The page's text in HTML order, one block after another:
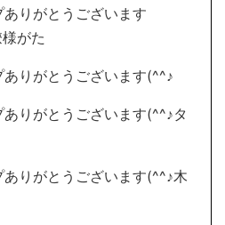
りがとうございます
がた
りがとうございます(^^♪
りがとうございます(^^♪タ
りがとうございます(^^♪木